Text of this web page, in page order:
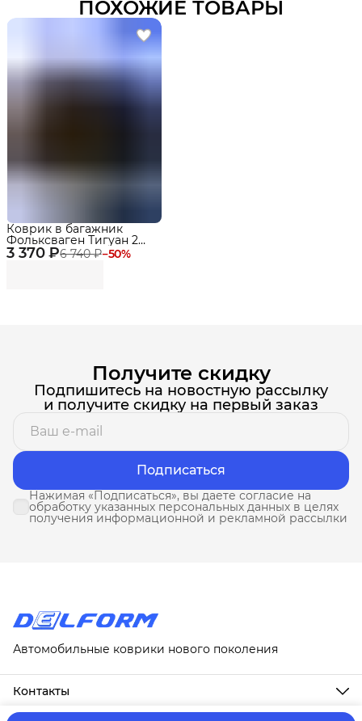
ПОХОЖИЕ ТОВАРЫ
3 370 ₽6 740 ₽−50%
Коврик в багажник
Фольксваген Тигуан 2
(2016-23), Volkswagen
Tiguan 2, Premium
Получите скидку
Подпишитесь на новостную рассылку
и получите скидку на первый заказ
Подписаться
Нажимая «Подписаться», вы даете согласие на
обработку указанных персональных данных в целях
получения информационной и рекламной рассылки
Автомобильные коврики нового поколения
Контакты
Адрес